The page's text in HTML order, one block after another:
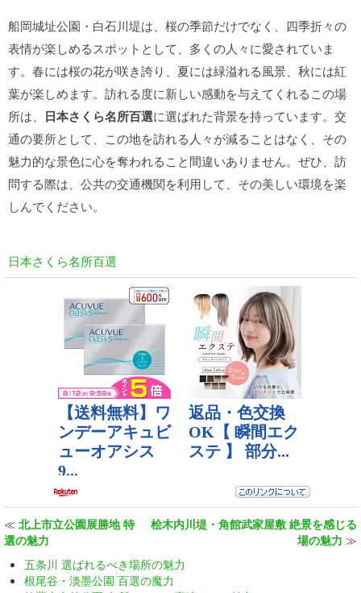
船岡城址公園・白石川堤は、桜の季節だけでなく、四季折々の
表情が楽しめるスポットとして、多くの人々に愛されていま
す。春には桜の花が咲き誇り、夏には緑溢れる風景、秋には紅
葉が楽しめます。訪れる度に新しい感動を与えてくれるこの場
所は、 日本さくら名所百選に選ばれた背景を持っています。交
通の要所として、この地を訪れる人々が減ることはなく、その
魅力的な景色に心を奪われること間違いありません。ぜひ、訪
問する際は、公共の交通機関を利用して、その美しい環境を楽
しんでください。
日本さくら名所百選
≪ 北上市立公園展勝地 特
選の魅力
桧木内川堤・角館武家屋敷 絶景を感じる
場の魅力 ≫
五条川 選ばれるべき場所の魅力
根尾谷・淡墨公園 百選の魔力